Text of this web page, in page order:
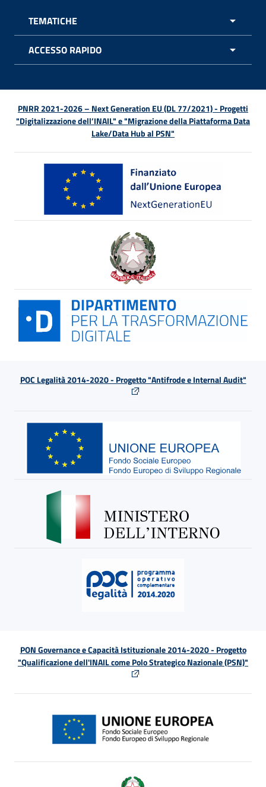
TEMATICHE
ACCESSO RAPIDO
PNRR 2021-2026 – Next Generation EU (DL 77/2021) - Progetti
"Digitalizzazione dell’INAIL" e "Migrazione della Piattaforma Data
Lake/Data Hub al PSN"
POC Legalità 2014-2020 - Progetto "Antifrode e Internal Audit"
PON Governance e Capacità Istituzionale 2014-2020 - Progetto
"Qualificazione dell'INAIL come Polo Strategico Nazionale (PSN)"